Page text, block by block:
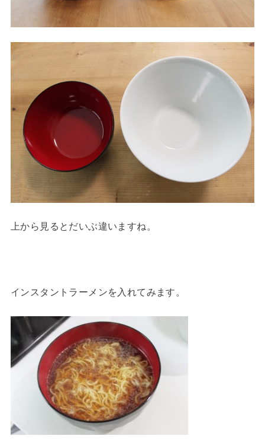
上から見るとだいぶ違いますね。
インスタントラーメンを入れてみます。